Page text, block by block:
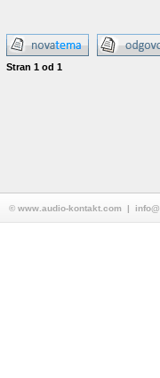
Stran 1 od 1
© www.audio-kontakt.com |